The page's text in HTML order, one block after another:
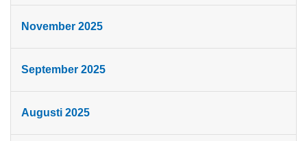
November 2025
September 2025
Augusti 2025